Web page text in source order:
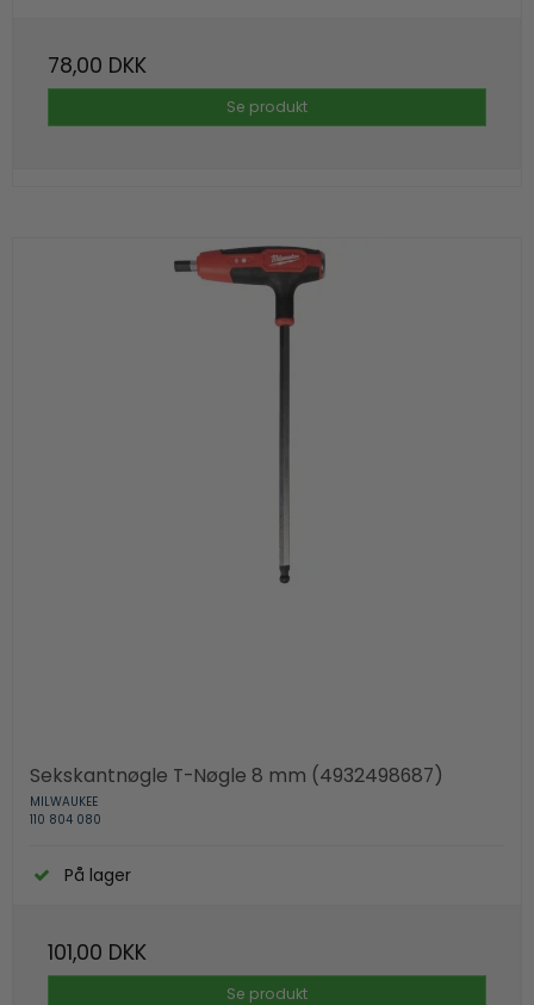
78,00 DKK
Se produkt
Sekskantnøgle T-Nøgle 8 mm (4932498687)
MILWAUKEE
110 804 080
På lager
101,00 DKK
Se produkt